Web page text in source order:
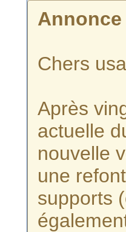
Annonce
Chers
Après
actuelle
nouvelle
une
supports